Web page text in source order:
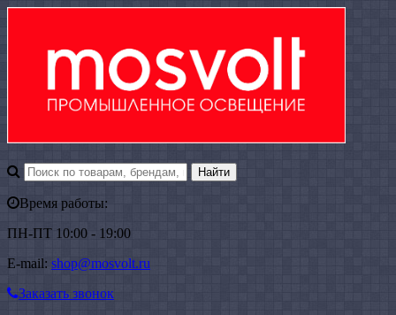
Время работы:
ПН-ПТ 10:00 - 19:00
E-mail: shop@mosvolt.ru
Заказать звонок